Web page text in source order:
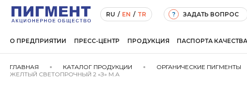
RU / EN / TR ? ЗАДАТЬ ВОПРОС
О ПРЕДПРИЯТИИ ПРЕСС-ЦЕНТР ПРОДУКЦИЯ ПАСПОРТА КАЧЕСТВА
ГЛАВНАЯ КАТАЛОГ ПРОДУКЦИИ ОРГАНИЧЕСКИЕ ПИГМЕНТЫ
ЖЕЛТЫЙ СВЕТОПРОЧНЫЙ 2 «З» М.А